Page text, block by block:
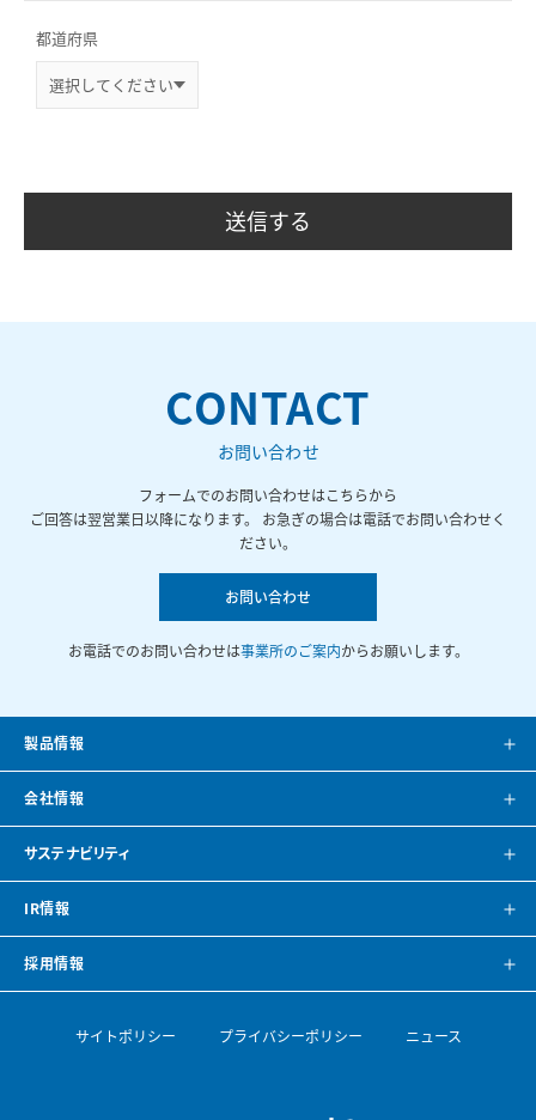
都道府県
CONTACT
お問い合わせ
フォームでのお問い合わせはこちらから
ご回答は翌営業日以降になります。 お急ぎの場合は電話でお問い合わせく
ださい。
お問い合わせ
お電話でのお問い合わせは事業所のご案内からお願いします。
製品情報
製品案内
システム提案
CAD・BIMデータ
空調ナビゲーション
導入事例
会社情報
会社案内
会社概要
見学のご案内
空調機開発の歴史
サステナビリティ
方針・トップメッセージ
環境
IR情報
IRニュース
採用情報
サイトポリシー プライバシーポリシー ニュース